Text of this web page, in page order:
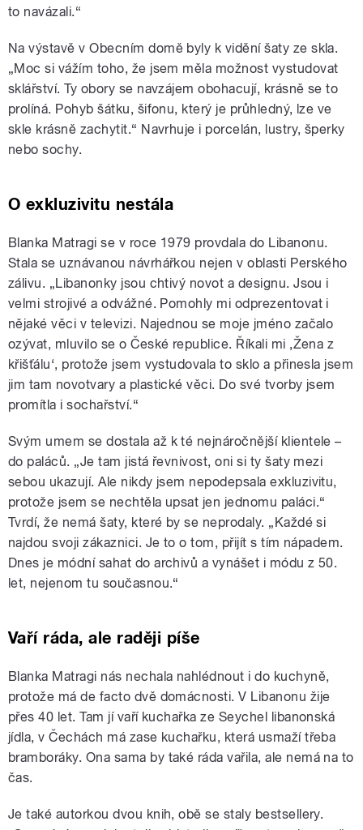
to navázali.“
Na výstavě v Obecním domě byly k vidění šaty ze skla.
„Moc si vážím toho, že jsem měla možnost vystudovat
sklářství. Ty obory se navzájem obohacují, krásně se to
prolíná. Pohyb šátku, šifonu, který je průhledný, lze ve
skle krásně zachytit.“ Navrhuje i porcelán, lustry, šperky
nebo sochy.
O exkluzivitu nestála
Blanka Matragi se v roce 1979 provdala do Libanonu.
Stala se uznávanou návrhářkou nejen v oblasti Perského
zálivu. „Libanonky jsou chtivý novot a designu. Jsou i
velmi strojivé a odvážné. Pomohly mi odprezentovat i
nějaké věci v televizi. Najednou se moje jméno začalo
ozývat, mluvilo se o České republice. Říkali mi ‚Žena z
křišťálu‘, protože jsem vystudovala to sklo a přinesla jsem
jim tam novotvary a plastické věci. Do své tvorby jsem
promítla i sochařství.“
Svým umem se dostala až k té nejnáročnější klientele –
do paláců. „Je tam jistá řevnivost, oni si ty šaty mezi
sebou ukazují. Ale nikdy jsem nepodepsala exkluzivitu,
protože jsem se nechtěla upsat jen jednomu paláci.“
Tvrdí, že nemá šaty, které by se neprodaly. „Každé si
najdou svoji zákaznici. Je to o tom, přijít s tím nápadem.
Dnes je módní sahat do archivů a vynášet i módu z 50.
let, nejenom tu současnou.“
Vaří ráda, ale raději píše
Blanka Matragi nás nechala nahlédnout i do kuchyně,
protože má de facto dvě domácnosti. V Libanonu žije
přes 40 let. Tam jí vaří kuchařka ze Seychel libanonská
jídla, v Čechách má zase kuchařku, která usmaží třeba
bramboráky. Ona sama by také ráda vařila, ale nemá na to
čas.
Je také autorkou dvou knih, obě se staly bestsellery.